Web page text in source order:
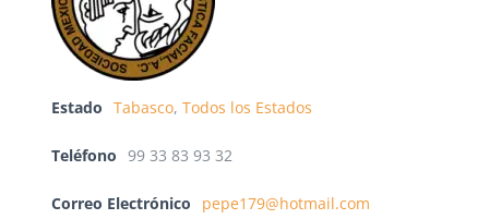
Estado Tabasco, Todos los Estados
Teléfono 99 33 83 93 32
Correo Electrónico pepe179@hotmail.com